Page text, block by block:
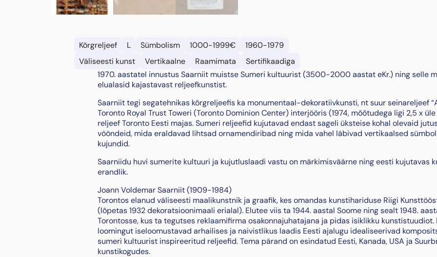
Kõrgreljeef L Sümbolism 1000-1999€
1960-1979
Väliseesti kunst
Vertikaalne Raamimata Sertifikaadiga
1970. aastatel innustus Saarniit muistse Sumeri kultuurist (3500-2000 aastat eKr.) ning selle
elualasid kajastavast reljeefkunstist.
Saarniit tegi segatehnikas kõrgreljeefis ka monumentaal-dekoratiivkunsti, nt suur seinareljeef
Toronto Royal Trust Toweri (Toronto Dominion Center) interjööris (1974, mõõtudega ligi 2,5 x
reljeef Toronto Eesti majas. Sumeri reljeefid kujutavad endast sageli üksteise kohal olevaid
vööndeid, mida eraldavad lihtsad ornamendiribad ning mida vahel läbivad vertikaalsed
kujundid.
Saarniidu huvi sumerite kultuuri ja kujutluslaadi vastu on märkimisväärne ning eesti kujutavas
erandlik.
Joann Voldemar Saarniit (1909-1984)
Torontos elanud väliseesti maalikunstnik ja graafik, kes omandas kunstihariduse Riigi
(lõpetas 1932 dekoratsioonimaali erialal). Elutee viis ta 1944. aastal Soome ning sealt 1948.
Torontosse, kus ta tegutses reklaamifirma osakonnajuhatajana ja pidas isiklikku kunstistuudiot.
loomingut iseloomustavad arhailises ja naivistlikus laadis Eesti ajalugu idealiseerivad
sumeri kultuurist inspireeritud reljeefid. Tema pärand on esindatud Eesti, Kanada, USA ja
kunstikogudes.